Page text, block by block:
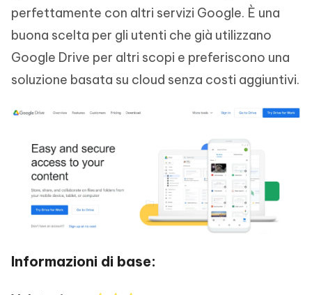
perfettamente con altri servizi Google. È una
buona scelta per gli utenti che già utilizzano
Google Drive per altri scopi e preferiscono una
soluzione basata su cloud senza costi aggiuntivi.
Informazioni di base: